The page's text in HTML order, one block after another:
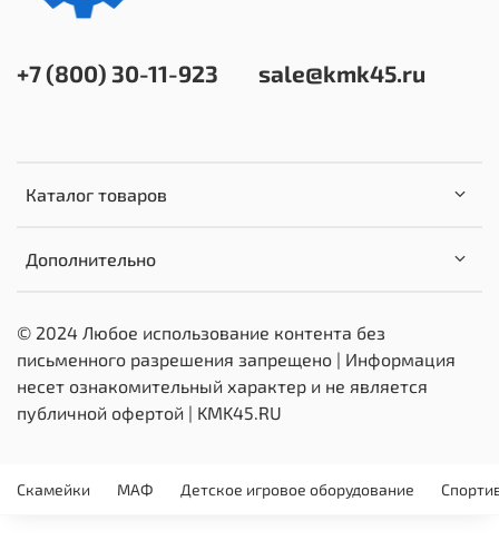
Каталог товаров
Дополнительно
+7 (800) 30-11-923 sale@kmk45.ru
© 2024 Любое использование контента без
письменного разрешения запрещено | Информация
несет ознакомительный характер и не является
публичной офертой | KMK45.RU
Скамейки МАФ Детское игровое оборудование